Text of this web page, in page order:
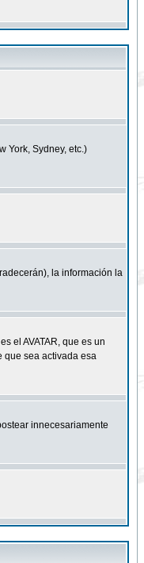
York, Sydney, etc.)
la información la
el AVATAR, que es un
que sea activada esa
innecesariamente